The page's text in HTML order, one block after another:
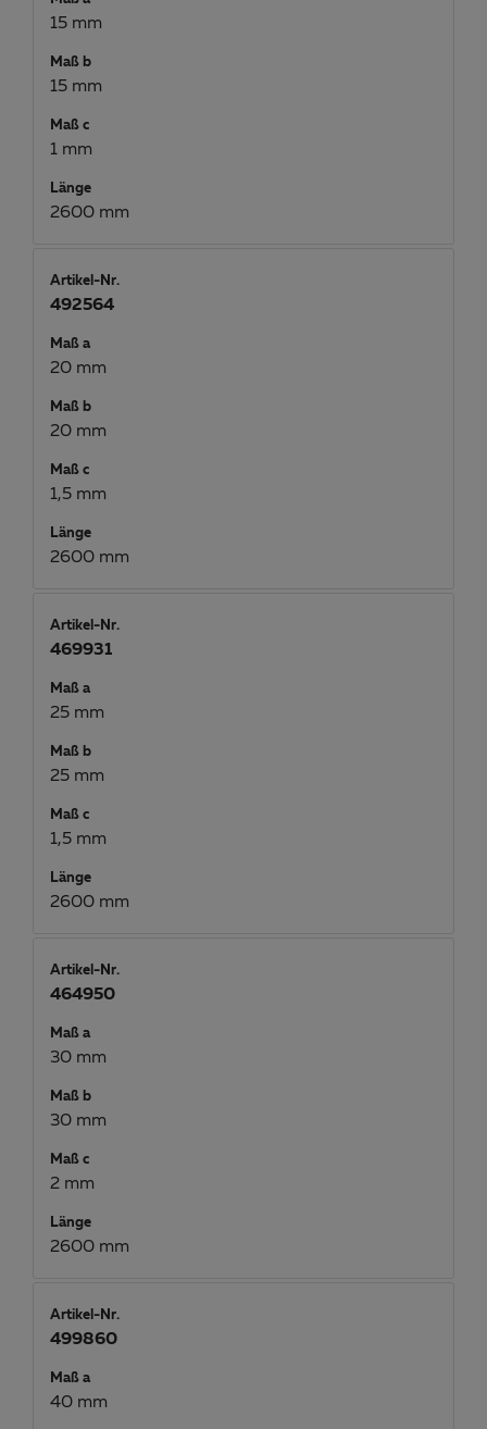
15 mm
Maß b
15 mm
Maß c
1 mm
Länge
2600 mm
Artikel-Nr.
492564
Maß a
20 mm
Maß b
20 mm
Maß c
1,5 mm
Länge
2600 mm
Artikel-Nr.
469931
Maß a
25 mm
Maß b
25 mm
Maß c
1,5 mm
Länge
2600 mm
Artikel-Nr.
464950
Maß a
30 mm
Maß b
30 mm
Maß c
2 mm
Länge
2600 mm
Artikel-Nr.
499860
Maß a
40 mm